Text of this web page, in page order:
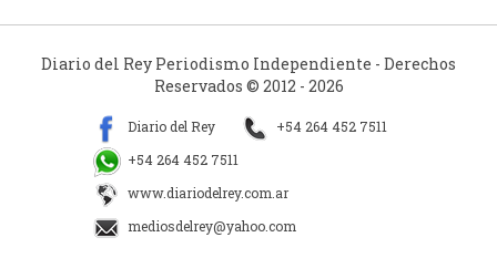
Diario del Rey Periodismo Independiente - Derechos
Reservados © 2012 - 2026
Diario del Rey
+54 264 452 7511
+54 264 452 7511
www.diariodelrey.com.ar
mediosdelrey@yahoo.com